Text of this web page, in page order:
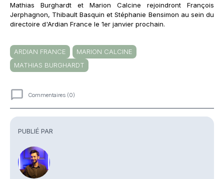
PUBLIÉ PAR
Mathias Burghardt et Marion Calcine rejoindront François
Jerphagnon, Thibault Basquin et Stéphanie Bensimon au sein du
directoire d'Ardian France le 1er janvier prochain.
ARDIAN FRANCE
MARION CALCINE
MATHIAS BURGHARDT
Commentaires (0)